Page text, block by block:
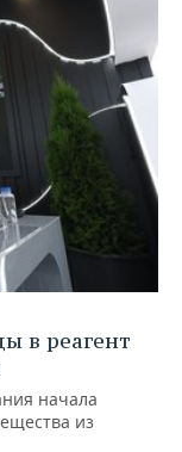
в реагент
начала
из